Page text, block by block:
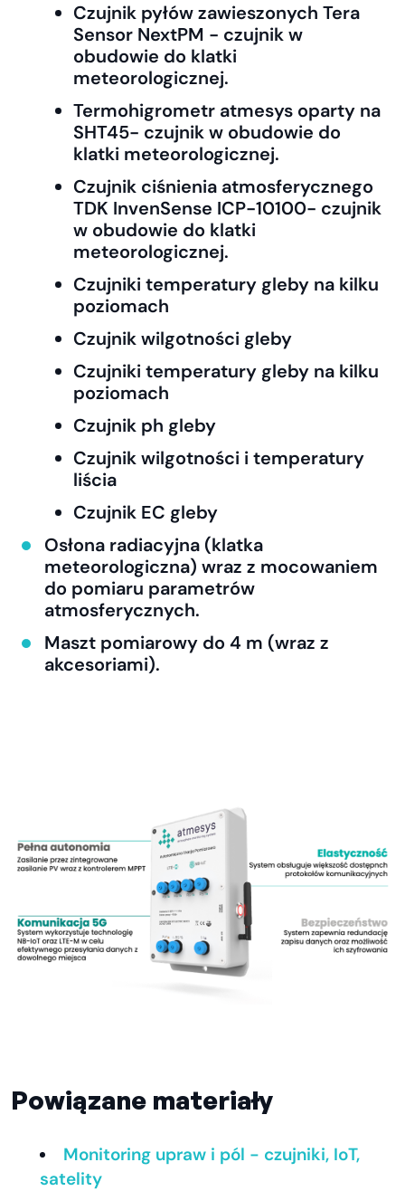
Czujnik pyłów zawieszonych Tera
Sensor NextPM - czujnik w
obudowie do klatki
meteorologicznej.
Termohigrometr atmesys oparty na
SHT45- czujnik w obudowie do
klatki meteorologicznej.
Czujnik ciśnienia atmosferycznego
TDK InvenSense ICP-10100- czujnik
w obudowie do klatki
meteorologicznej.
Czujniki temperatury gleby na kilku
poziomach
Czujnik wilgotności gleby
Czujniki temperatury gleby na kilku
poziomach
Czujnik ph gleby
Czujnik wilgotności i temperatury
liścia
Czujnik EC gleby
Osłona radiacyjna (klatka
meteorologiczna) wraz z mocowaniem
do pomiaru parametrów
atmosferycznych.
Maszt pomiarowy do 4 m (wraz z
akcesoriami).
Powiązane materiały
Monitoring upraw i pól - czujniki, IoT,
satelity